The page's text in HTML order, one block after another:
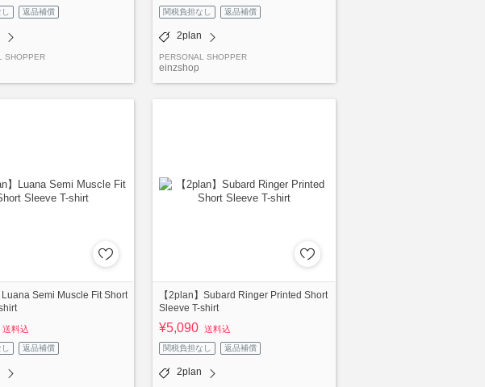
返品補償
SHOPPER
関税負担なし 返品補償
2plan
PERSONAL SHOPPER
einzshop
Luana Semi Muscle Fit Short
送料込
返品補償
【2plan】Subard Ringer Printed Short
Sleeve T-shirt
¥5,090 送料込
関税負担なし 返品補償
2plan